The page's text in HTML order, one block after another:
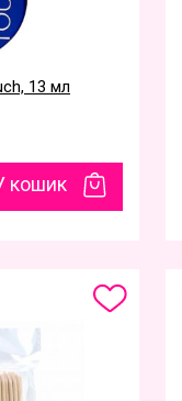
13 мл
кошик